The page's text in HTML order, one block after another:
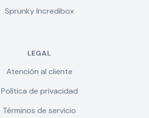
Sprunky Incredibox
LEGAL
Atención al cliente
Política de privacidad
Términos de servicio